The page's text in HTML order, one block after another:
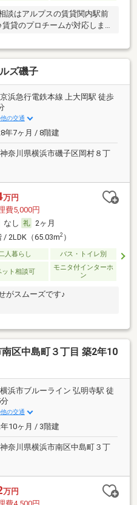
談はアルプスの賃貸関内駅前
貸のプロチームが対応しま
ズ磯子
京浜急行電鉄本線 上大岡駅 徒歩
の交通
年7ヶ月 / 8階建
神奈川県横浜市磯子区岡村８丁
万円
費5,000円
なし
2ヶ月
/ 2LDK（65.03m2）
人暮らし バス・トイレ別
ット相談可
モニタ付インターホ
ン
がスムーズです♪
区中島町３丁目 築2年10
横浜市ブルーライン 弘明寺駅 徒
の交通
10ヶ月 / 3階建
神奈川県横浜市南区中島町３丁
万円